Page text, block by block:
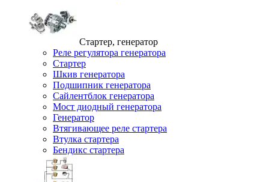
Стартер, генератор
Реле регулятора генератора
Стартер
Шкив генератора
Подшипник генератора
Сайлентблок генератора
Мост диодный генератора
Генератор
Втягивающее реле стартера
Втулка стартера
Бендикс стартера